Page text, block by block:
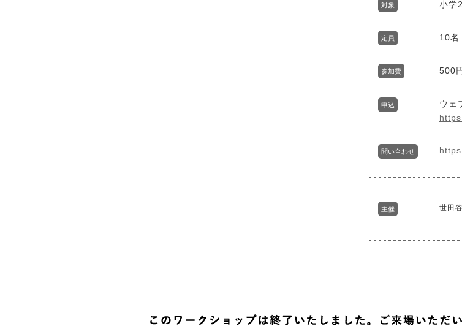
対象 小学
定員 10名
参加費 500
申込
ウェ
問い合わせ
主催 世田